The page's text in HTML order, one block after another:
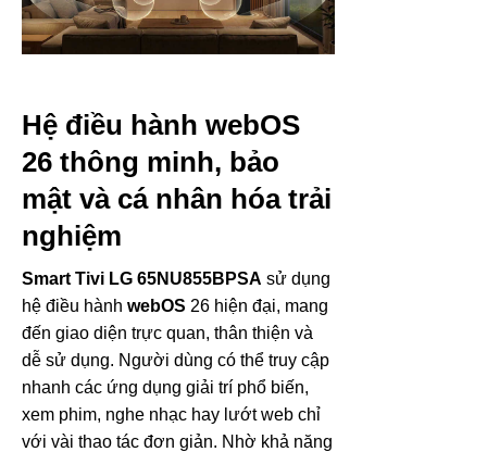
Hệ điều hành webOS
26 thông minh, bảo
mật và cá nhân hóa trải
nghiệm
Smart Tivi LG 65NU855BPSA sử dụng
hệ điều hành webOS 26 hiện đại, mang
đến giao diện trực quan, thân thiện và
dễ sử dụng. Người dùng có thể truy cập
nhanh các ứng dụng giải trí phổ biến,
xem phim, nghe nhạc hay lướt web chỉ
với vài thao tác đơn giản. Nhờ khả năng